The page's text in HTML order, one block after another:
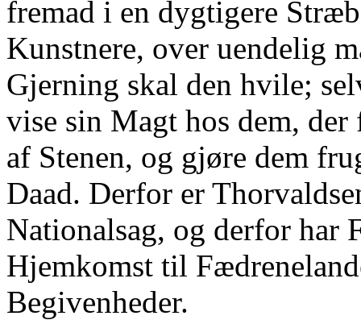
fremad i en dygtigere
Kunstnere, over uendelig
Gjerning skal den hvile;
vise sin Magt hos dem, der
af Stenen, og gjøre dem
Daad. Derfor er
Nationalsag, og derfor har
Hjemkomst til
Begivenheder.